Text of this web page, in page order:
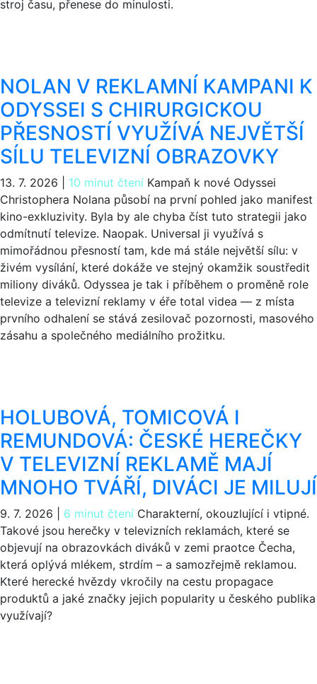
stroj času, přenese do minulosti.
NOLAN V REKLAMNÍ KAMPANI K
ODYSSEI S CHIRURGICKOU
PŘESNOSTÍ VYUŽÍVÁ NEJVĚTŠÍ
SÍLU TELEVIZNÍ OBRAZOVKY
13. 7. 2026 10 minut čtení Kampaň k nové Odyssei
Christophera Nolana působí na první pohled jako manifest
kino-exkluzivity. Byla by ale chyba číst tuto strategii jako
odmítnutí televize. Naopak. Universal ji využívá s
mimořádnou přesností tam, kde má stále největší sílu: v
živém vysílání, které dokáže ve stejný okamžik soustředit
miliony diváků. Odyssea je tak i příběhem o proměně role
televize a televizní reklamy v éře total videa — z místa
prvního odhalení se stává zesilovač pozornosti, masového
zásahu a společného mediálního prožitku.
HOLUBOVÁ, TOMICOVÁ I
REMUNDOVÁ: ČESKÉ HEREČKY
V TELEVIZNÍ REKLAMĚ MAJÍ
MNOHO TVÁŘÍ, DIVÁCI JE MILUJÍ
9. 7. 2026 6 minut čtení Charakterní, okouzlující i vtipné.
Takové jsou herečky v televizních reklamách, které se
objevují na obrazovkách diváků v zemi praotce Čecha,
která oplývá mlékem, strdím – a samozřejmě reklamou.
Které herecké hvězdy vkročily na cestu propagace
produktů a jaké značky jejich popularity u českého publika
využívají?